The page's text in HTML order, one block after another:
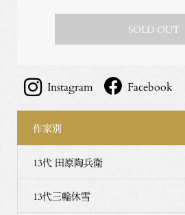
SOLD OUT
Instagram Facebook
作家別
13代 田原陶兵衛
13代三輪休雪